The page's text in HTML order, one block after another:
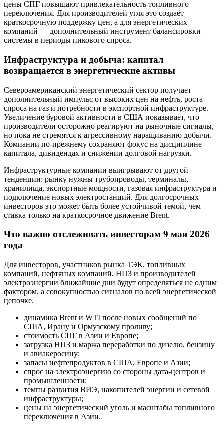
цены СПГ повышают привлекательность топливного
переключения. Для производителей угля это создаёт
краткосрочную поддержку цен, а для энергетических
компаний — дополнительный инструмент балансировки
системы в периоды пикового спроса.
Инфраструктура и добыча: капитал
возвращается в энергетические активы
Североамериканский энергетический сектор получает
дополнительный импульс от высоких цен на нефть, роста
спроса на газ и потребности в экспортной инфраструктуре.
Увеличение буровой активности в США показывает, что
производители осторожно реагируют на рыночные сигналы,
но пока не стремятся к агрессивному наращиванию добычи.
Компании по-прежнему сохраняют фокус на дисциплине
капитала, дивидендах и снижении долговой нагрузки.
Инфраструктурные компании выигрывают от другой
тенденции: рынку нужны трубопроводы, терминалы,
хранилища, экспортные мощности, газовая инфраструктура и
подключение новых электростанций. Для долгосрочных
инвесторов это может быть более устойчивой темой, чем
ставка только на краткосрочное движение Brent.
Что важно отслеживать инвесторам 9 мая 2026
года
Для инвесторов, участников рынка ТЭК, топливных
компаний, нефтяных компаний, НПЗ и производителей
электроэнергии ближайшие дни будут определяться не одним
фактором, а совокупностью сигналов по всей энергетической
цепочке.
динамика Brent и WTI после новых сообщений по
США, Ирану и Ормузскому проливу;
стоимость СПГ в Азии и Европе;
загрузка НПЗ и маржа переработки по дизелю, бензину
и авиакеросину;
запасы нефтепродуктов в США, Европе и Азии;
спрос на электроэнергию со стороны дата-центров и
промышленности;
темпы развития ВИЭ, накопителей энергии и сетевой
инфраструктуры;
цены на энергетический уголь и масштабы топливного
переключения в Азии.